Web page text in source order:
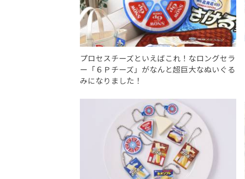
プロセスチーズといえばこれ！なロングセラ
ー「６Ｐチーズ」がなんと超巨大なぬいぐる
みになりました！